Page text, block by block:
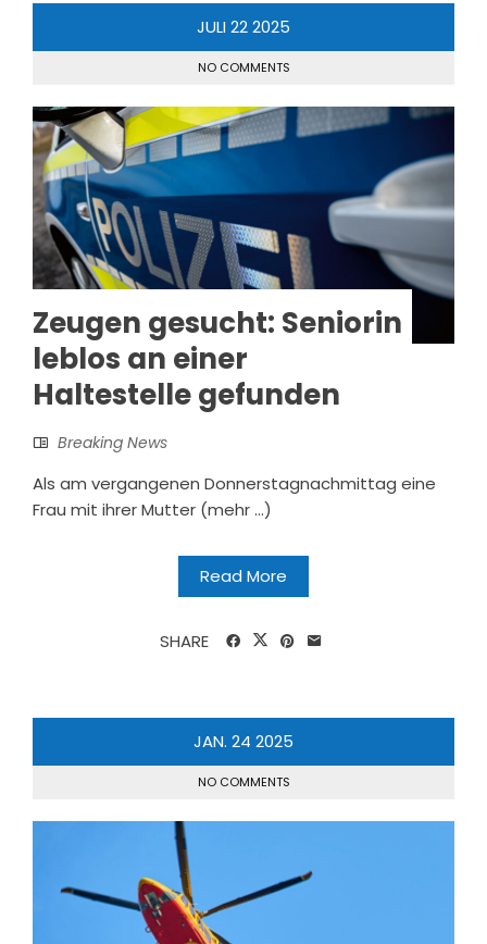
JULI222025
NO COMMENTS
Zeugen gesucht: Seniorin
leblos an einer
Haltestelle gefunden
Breaking News
Als am vergangenen Donnerstagnachmittag eine
Frau mit ihrer Mutter (mehr …)
Read More
SHARE
JAN. 24 2025
NO COMMENTS